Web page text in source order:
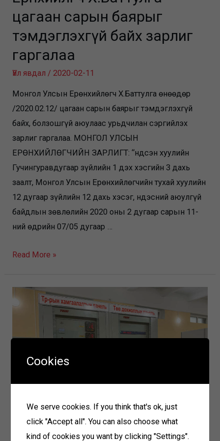
цагаан сарын баярыг
тэмдэглэхгүй байх зарлиг
гаргалаа
Үйл явдал /2020-02-11
Монгол Улсын Ерөнхийлөгч Х.Баттулга өнөөдөр
/2020.02.12/ цагаан сарын баярыг тэмдэглэхгүй
байх, болзошгүй аюулаас урьдчилан сэргийлэх
зарлиг гаргалаа. МОНГОЛ УЛСЫН
ЕРӨНХИЙЛӨГЧИЙН ЗАРЛИГТ: “Үндсэн хуулийн
Гучингуравдугаар зүйлийн 1 дэх хэсгийн 3 дахь
заалт, Монгол Улсын Ерөнхийлөгчийн тухай хуулийн
12 дугаар зүйлийн 12 дахь хэсэг, Үндэсний аюулгүй
байдлын зөвлөлийн 2020 оны 2 дугаар сарын 11-
ний өдрийн 07/05 дугаар …
Ерөнхийлөгч
сарын
тэмдэглэхгүй
зарлиг
Read More »
Cookies
We serve cookies. If you think that's ok, just
click "Accept all". You can also choose what
kind of cookies you want by clicking "Settings".